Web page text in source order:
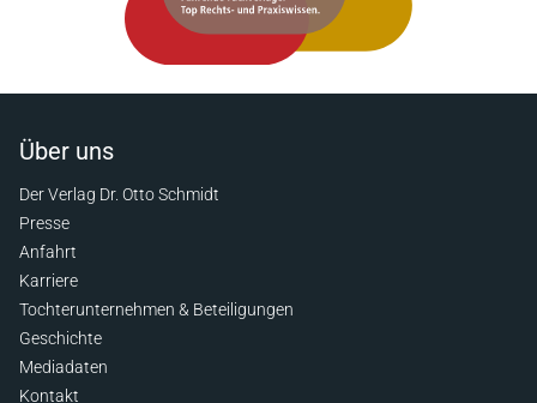
Über uns
Der Verlag Dr. Otto Schmidt
Presse
Anfahrt
Karriere
Tochterunternehmen & Beteiligungen
Geschichte
Mediadaten
Kontakt